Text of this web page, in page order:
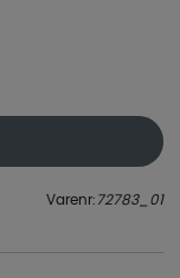
Varenr: 72783_01